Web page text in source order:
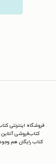
فروشگاه اینترنتی
کتاب‌فروشی
کتاب رایگان هم وجود